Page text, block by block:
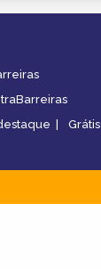
| Grátis